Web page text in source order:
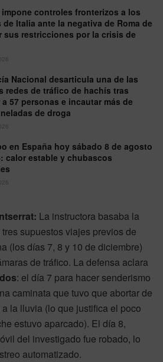
impone controles fronterizos a los
de Italia ante la negativa de Roma de
sus restricciones por la crisis de
Nacional desarticula una de las
redes de tráfico de hachís tras
57 personas e incautar más de
de droga
en España hoy sábado 8 de agosto
calor estable y chubascos
La instructora basaba la
supuestos viajes previos de
(los días 7, 8 y 10 de diciembre)
de tráfico. La defensa aclara
: el día 7 para hacer senderismo
caminata que tuvo que abortar de
la lluvia (lo que justifica el poco
estuvo aparcado). El día 8,
del investigado fue robado, lo
automatizado.